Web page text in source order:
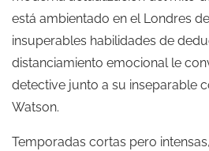
está ambientado en el Londres
insuperables habilidades de
distanciamiento emocional le
detective junto a su inseparable
Watson.
Temporadas cortas pero